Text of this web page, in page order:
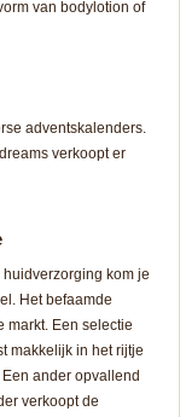
van bodylotion of
adventskalenders.
verkoopt er
kom je
Het befaamde
markt. Een selectie
makkelijk in het rijtje
ander opvallend
verkoopt de